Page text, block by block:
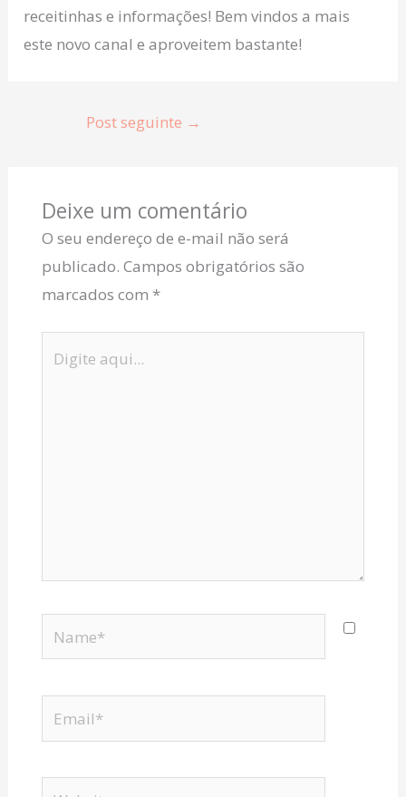
receitinhas e informações! Bem vindos a mais
este novo canal e aproveitem bastante!
Post seguinte →
Deixe um comentário
O seu endereço de e-mail não será
publicado. Campos obrigatórios são
marcados com *
aqui...
Name*
Email*
Website